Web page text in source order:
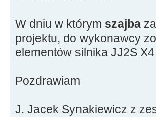
W dniu w którym szajba
projektu, do wykonawcy
elementów silnika JJ2S
Pozdrawiam
J. Jacek Synakiewicz z